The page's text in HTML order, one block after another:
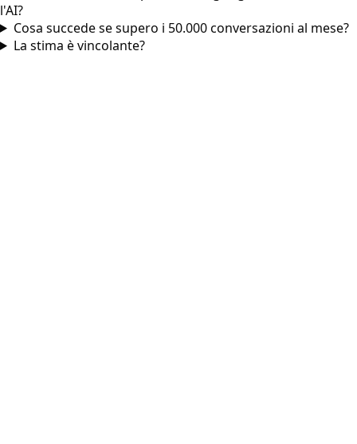
l'AI?
Cosa succede se supero i 50.000 conversazioni al mese?
La stima è vincolante?